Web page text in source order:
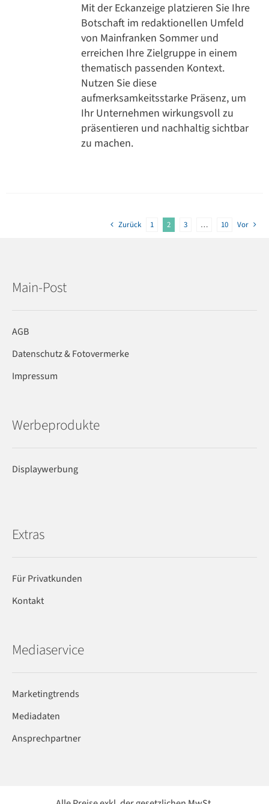
Mit der Eckanzeige platzieren Sie Ihre
Botschaft im redaktionellen Umfeld
von Mainfranken Sommer und
erreichen Ihre Zielgruppe in einem
thematisch passenden Kontext.
Nutzen Sie diese
aufmerksamkeitsstarke Präsenz, um
Ihr Unternehmen wirkungsvoll zu
präsentieren und nachhaltig sichtbar
zu machen.
Zurück 1 2 3 … 10 Vor
Main-Post
AGB
Datenschutz & Fotovermerke
Impressum
Werbeprodukte
Displaywerbung
Extras
Für Privatkunden
Kontakt
Mediaservice
Marketingtrends
Mediadaten
Ansprechpartner